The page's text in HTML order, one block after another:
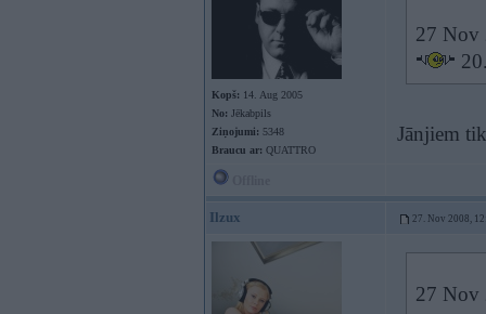
Kopš: 14. Aug 2005
No: Jēkabpils
Ziņojumi: 5348
Braucu ar: QUATTRO
27 Nov
Jānjiem
Ilzux 27. Nov 2008,
27 Nov